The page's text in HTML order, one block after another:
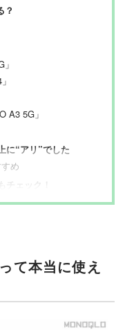
？
A3 5G」
に“アリ”でした
め
ェック！
て本当に使え